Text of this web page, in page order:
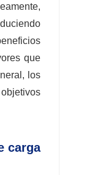
que
los
carga